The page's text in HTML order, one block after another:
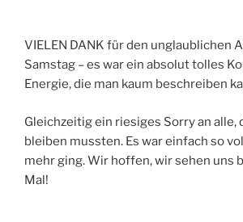
VIELEN DANK für den unglaublichen
Samstag – es war ein absolut tolles
Energie, die man kaum beschreiben
Gleichzeitig ein riesiges Sorry an alle,
bleiben mussten. Es war einfach so
mehr ging. Wir hoffen, wir sehen uns
Mal!